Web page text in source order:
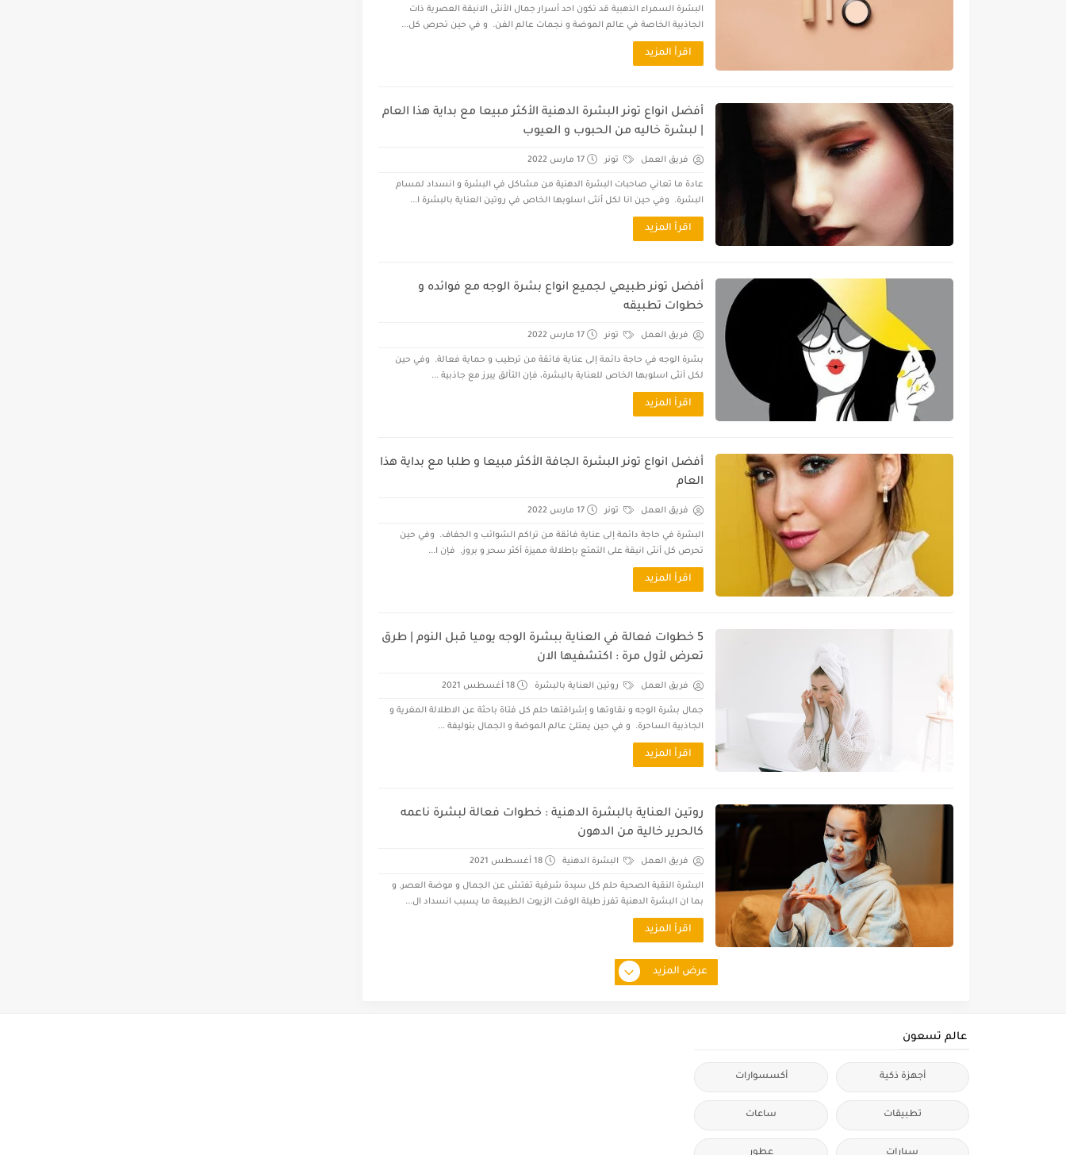
البشرة السمراء الذهبية قد تكون احد أسرار جمال الأنثى الانيقة العصرية ذات
الجاذبية الخاصة في عالم الموضة و نجمات عالم الفن. و في حين تحرص كل...
اقرأ المزيد
أفضل انواع تونر البشرة الدهنية الأكثر مبيعا مع بداية هذا العام
| لبشرة خاليه من الحبوب و العيوب
فريق العمل تونر 17 مارس 2022
عادة ما تعاني صاحبات البشرة الدهنية من مشاكل في البشرة و انسداد لمسام
البشرة. وفي حين انا لكل أنثى اسلوبها الخاص في روتين العناية بالبشرة ا...
اقرأ المزيد
أفضل تونر طبيعي لجميع انواع بشرة الوجه مع فوائده و
خطوات تطبيقه
فريق العمل تونر 17 مارس 2022
بشرة الوجه في حاجة دائمة إلى عناية فائقة من ترطيب و حماية فعالة. وفي حين
لكل أنثى اسلوبها الخاص للعناية بالبشرة، فإن التألق يبرز مع جاذبية ...
اقرأ المزيد
أفضل انواع تونر البشرة الجافة الأكثر مبيعا و طلبا مع بداية هذا
العام
فريق العمل تونر 17 مارس 2022
البشرة في حاجة دائمة إلى عناية فائقة من تراكم الشوائب و الجفاف. وفي حين
تحرص كل أنثى انيقة على التمتع بإطلالة مميزة أكثر سحر و بروز. فإن ا...
اقرأ المزيد
5 خطوات فعالة في العناية ببشرة الوجه يوميا قبل النوم | طرق
تعرض لأول مرة : اكتشفيها الان
فريق العمل روتين العناية بالبشرة 18 أغسطس 2021
جمال بشرة الوجه و نقاوتها و إشراقتها حلم كل فتاة باحثة عن الاطلالة المغرية و
الجاذبية الساحرة. و في حين يمتلئ عالم الموضة و الجمال بتوليفة ...
اقرأ المزيد
روتين العناية بالبشرة الدهنية : خطوات فعالة لبشرة ناعمه
كالحرير خالية من الدهون
فريق العمل البشرة الدهنية 18 أغسطس 2021
البشرة النقية الصحية حلم كل سيدة شرقية تفتش عن الجمال و موضة العصر. و
بما ان البشرة الدهنية تفرز طيلة الوقت الزيوت الطبيعة ما يسبب انسداد ال...
اقرأ المزيد
عرض المزيد
عالم تسعون
أجهزة ذكية أكسسوارات
تطبيقات ساعات